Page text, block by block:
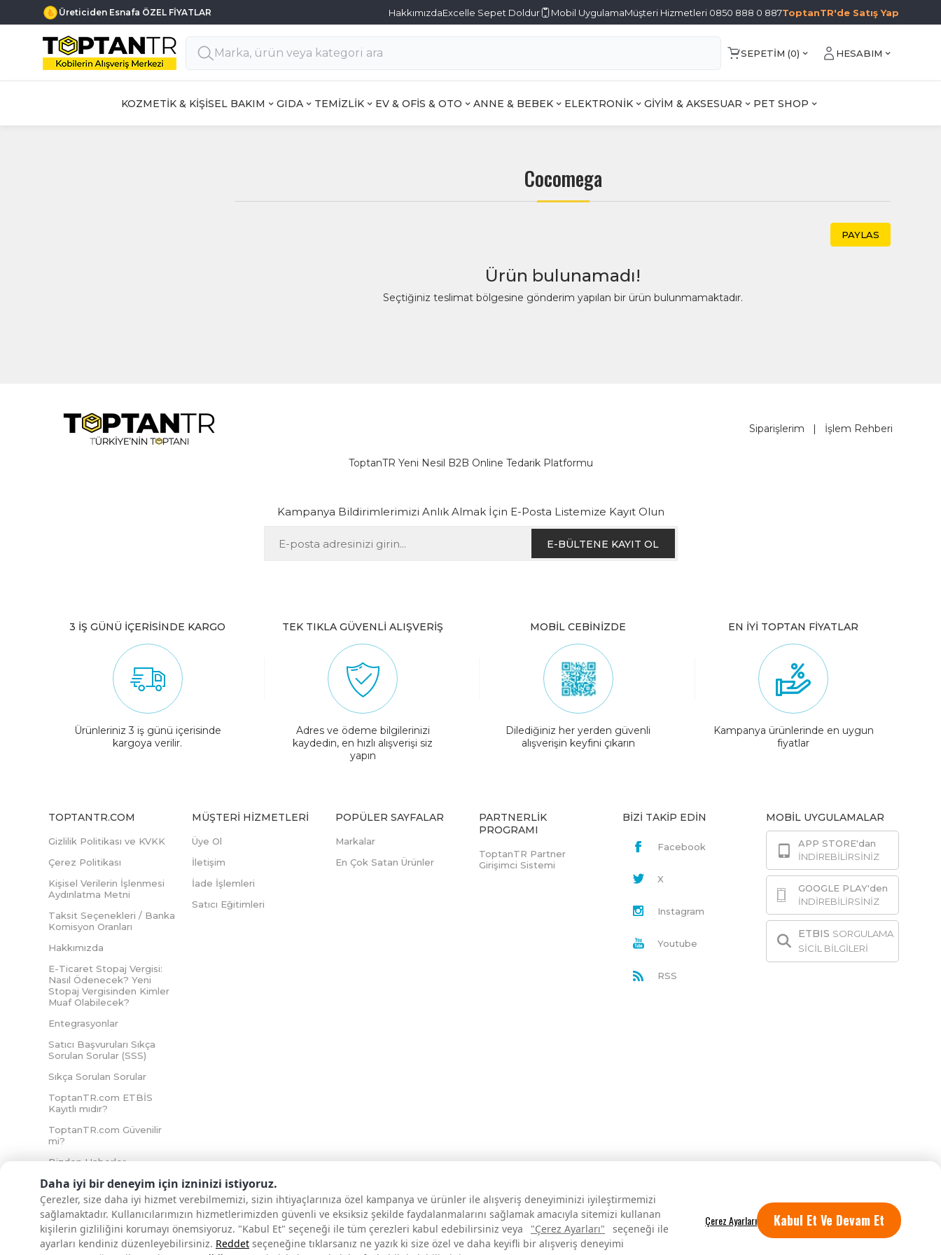
Daha iyi bir deneyim için izninizi istiyoruz.
Çerezler, size daha iyi hizmet verebilmemizi, sizin ihtiyaçlarınıza özel kampanya ve ürünler ile alışveriş deneyiminizi iyileştirmemizi
sağlamaktadır. Kullanıcılarımızın hizmetlerimizden güvenli ve eksiksiz şekilde faydalanmalarını sağlamak amacıyla sitemizi kullanan
kişilerin gizliliğini korumayı önemsiyoruz. "Kabul Et" seçeneği ile tüm çerezleri kabul edebilirsiniz veya
"Çerez Ayarları"
seçeneği ile
ayarları kendiniz düzenleyebilirsiniz. Reddet seçeneğine tıklarsanız ne yazık ki size özel ve daha keyifli bir alışveriş deneyimi
Kabul Et Ve Devam Et
Üreticiden Esnafa ÖZEL FİYATLAR HakkımızdaExcelle Sepet Doldur Mobil UygulamaMüşteri Hizmetleri 0850 888 0 887ToptanTR'de Satış Yap
SEPETIM (0) HESABIM
KOZMETİK & KİŞİSEL BAKIM GIDA TEMİZLİK EV & OFİS & OTO ANNE & BEBEK ELEKTRONİK GİYİM & AKSESUAR PET SHOP
Cocomega
PAYLAS
Ürün bulunamadı!
Seçtiğiniz teslimat bölgesine gönderim yapılan bir ürün bulunmamaktadır.
Siparişlerim | İşlem Rehberi
ToptanTR Yeni Nesil B2B Online Tedarik Platformu
Kampanya Bildirimlerimizi Anlık Almak İçin E-Posta Listemize Kayıt Olun
E-BÜLTENE KAYIT OL
3 İŞ GÜNÜ İÇERİSİNDE KARGO
Ürünleriniz 3 iş günü içerisinde
kargoya verilir.
TEK TIKLA GÜVENLİ ALIŞVERİŞ
Adres ve ödeme bilgilerinizi
kaydedin, en hızlı alışverişi siz
yapın
MOBİL CEBİNİZDE
Dilediğiniz her yerden güvenli
alışverişin keyfini çıkarın
EN İYİ TOPTAN FİYATLAR
Kampanya ürünlerinde en uygun
fiyatlar
TOPTANTR.COM
Gizlilik Politikası ve KVKK
Çerez Politikası
Kişisel Verilerin İşlenmesi
Aydınlatma Metni
Taksit Seçenekleri / Banka
Komisyon Oranları
Hakkımızda
E-Ticaret Stopaj Vergisi:
Nasıl Ödenecek? Yeni
Stopaj Vergisinden Kimler
Muaf Olabilecek?
Entegrasyonlar
Satıcı Başvuruları Sıkça
Sorulan Sorular (SSS)
Sıkça Sorulan Sorular
ToptanTR.com ETBİS
Kayıtlı mıdır?
ToptanTR.com Güvenilir
mi?
Bizden Haberler
MÜŞTERI HIZMETLERI
Üye Ol
İletişim
İade İşlemleri
Satıcı Eğitimleri
POPÜLER SAYFALAR
Markalar
En Çok Satan Ürünler
PARTNERLIK
PROGRAMI
ToptanTR Partner
Girişimci Sistemi
BİZİ TAKİP EDİN
Facebook
X
Instagram
Youtube
RSS
MOBİL UYGULAMALAR
APP STORE'dan
İNDİREBİLİRSİNİZ
GOOGLE PLAY'den
İNDİREBİLİRSİNİZ
ETBIS SORGULAMA
SİCİL BİLGİLERİ
İNTERNETTE GÜVENLİ ALIŞVERİŞ
Tüm hakları saklıdır.